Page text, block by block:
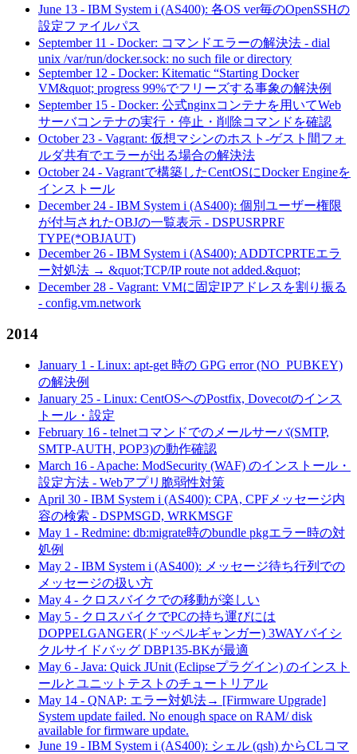
June 13 - IBM System i (AS400): 各OS ver毎のOpenSSHの
設定ファイルパス
September 11 - Docker: コマンドエラーの解決法 - dial
unix /var/run/docker.sock: no such file or directory
September 12 - Docker: Kitematic “Starting Docker
VM&quot; progress 99%でフリーズする事象の解決例
September 15 - Docker: 公式nginxコンテナを用いてWeb
サーバコンテナの実行・停止・削除コマンドを確認
October 23 - Vagrant: 仮想マシンのホスト-ゲスト間フォ
ルダ共有でエラーが出る場合の解決法
October 24 - Vagrantで構築したCentOSにDocker Engineを
インストール
December 24 - IBM System i (AS400): 個別ユーザー権限
が付与されたOBJの一覧表示 - DSPUSRPRF
TYPE(*OBJAUT)
December 26 - IBM System i (AS400): ADDTCPRTEエラ
ー対処法 → &quot;TCP/IP route not added.&quot;
December 28 - Vagrant: VMに固定IPアドレスを割り振る
- config.vm.network
2014
January 1 - Linux: apt-get 時の GPG error (NO_PUBKEY)
の解決例
January 25 - Linux: CentOSへのPostfix, Dovecotのインス
トール・設定
February 16 - telnetコマンドでのメールサーバ(SMTP,
SMTP-AUTH, POP3)の動作確認
March 16 - Apache: ModSecurity (WAF) のインストール・
設定方法 - Webアプリ脆弱性対策
April 30 - IBM System i (AS400): CPA, CPFメッセージ内
容の検索 - DSPMSGD, WRKMSGF
May 1 - Redmine: db:migrate時のbundle pkgエラー時の対
処例
May 2 - IBM System i (AS400): メッセージ待ち行列での
メッセージの扱い方
May 4 - クロスバイクでの移動が楽しい
May 5 - クロスバイクでPCの持ち運びには
DOPPELGANGER(ドッペルギャンガー) 3WAYバイシ
クルサイドバッグ DBP135-BKが最適
May 6 - Java: Quick JUnit (Eclipseプラグイン) のインスト
ールとユニットテストのチュートリアル
May 14 - QNAP: エラー対処法→ [Firmware Upgrade]
System update failed. No enough space on RAM/ disk
available for firmware update.
June 19 - IBM System i (AS400): シェル (qsh) からCLコマ